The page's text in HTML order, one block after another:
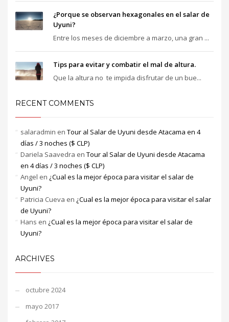
¿Porque se observan hexagonales en el salar de
Uyuni?
Entre los meses de diciembre a marzo, una gran ...
Tips para evitar y combatir el mal de altura.
Que la altura no te impida disfrutar de un bue...
RECENT COMMENTS
salaradmin en Tour al Salar de Uyuni desde Atacama en 4
días / 3 noches ($ CLP)
Dariela Saavedra en Tour al Salar de Uyuni desde Atacama
en 4 días / 3 noches ($ CLP)
Angel en ¿Cual es la mejor época para visitar el salar de
Uyuni?
Patricia Cueva en ¿Cual es la mejor época para visitar el salar
de Uyuni?
Hans en ¿Cual es la mejor época para visitar el salar de
Uyuni?
ARCHIVES
octubre 2024
mayo 2017